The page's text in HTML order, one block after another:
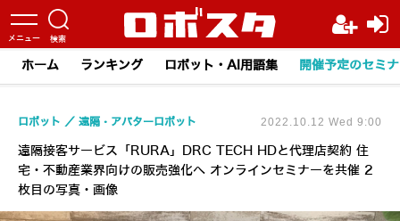
ホーム ランキング ロボット・AI用語集 開催予定のセミ
遠隔接客サービス「RURA」DRC TECH HDと代理店契約 住
宅・不動産業界向けの販売強化へ オンラインセミナーを共催 2
枚目の写真・画像
ロボット 遠隔・アバターロボット 2022.10.12 Wed 9:00